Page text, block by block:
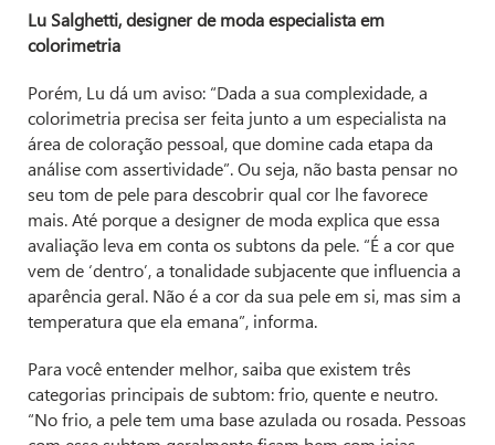
Lu Salghetti, designer de moda especialista em
colorimetria
Porém, Lu dá um aviso: “Dada a sua complexidade, a
colorimetria precisa ser feita junto a um especialista na
área de coloração pessoal, que domine cada etapa da
análise com assertividade”. Ou seja, não basta pensar no
seu tom de pele para descobrir qual cor lhe favorece
mais. Até porque a designer de moda explica que essa
avaliação leva em conta os subtons da pele. “É a cor que
vem de ‘dentro’, a tonalidade subjacente que influencia a
aparência geral. Não é a cor da sua pele em si, mas sim a
temperatura que ela emana”, informa.
Para você entender melhor, saiba que existem três
categorias principais de subtom: frio, quente e neutro.
“No frio, a pele tem uma base azulada ou rosada. Pessoas